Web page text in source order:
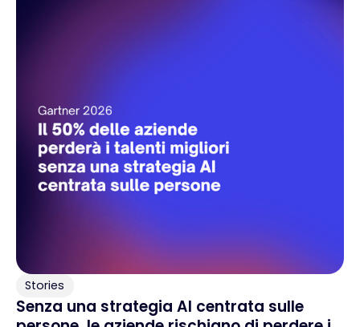
Stories
Senza una strategia AI centrata sulle